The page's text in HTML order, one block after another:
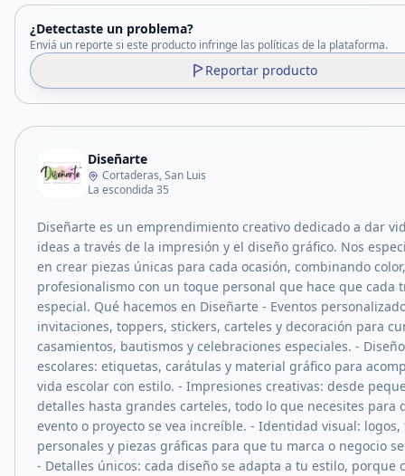
¿Detectaste un problema?
Enviá un reporte si este producto infringe las políticas de la plataforma.
Reportar producto
Diseñarte
Cortaderas, San Luis
La escondida 35
Diseñarte es un emprendimiento creativo dedicado a dar
ideas a través de la impresión y el diseño gráfico. Nos
en crear piezas únicas para cada ocasión, combinando
profesionalismo con un toque personal que hace que cada
especial. Qué hacemos en Diseñarte - Eventos
invitaciones, toppers, stickers, carteles y decoración para
casamientos, bautismos y celebraciones especiales. -
escolares: etiquetas, carátulas y material gráfico para
vida escolar con estilo. - Impresiones creativas: desde
detalles hasta grandes carteles, todo lo que necesites para
evento o proyecto se vea increíble. - Identidad visual:
personales y piezas gráficas para que tu marca o negocio
- Detalles únicos: cada diseño se adapta a tu estilo, porque